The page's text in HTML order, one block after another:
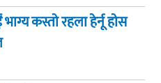
कस्ताे रहला हेर्नू हाेस